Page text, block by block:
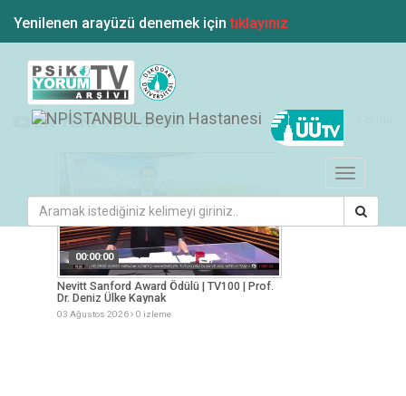
Yenilenen arayüzü denemek içintıklayınız
Toggle
navigation
EN YENİ VİDEOLAR
00:00:00
Nevitt Sanford Award Ödülü | TV100 | Prof.
Dr. Deniz Ülke Kaynak
03 Ağustos 2026 0 izleme